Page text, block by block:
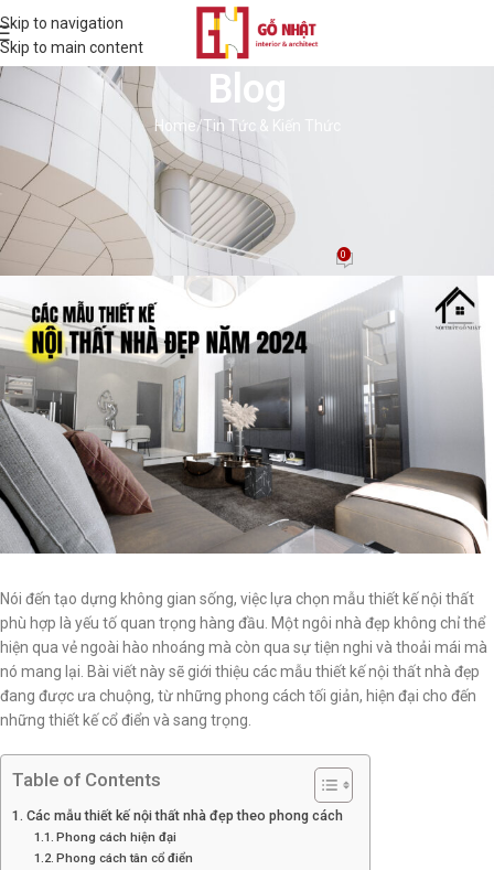
Skip to navigation
Skip to main content
Blog
Home Tin Tức & Kiến Thức
TIN TỨC & KIẾN THỨC
“Mê mẩn” với các mẫu thiết kế nội
thất nhà đẹp năm 2024
BD Thịnh On 23/04/2024 0
Nói đến tạo dựng không gian sống, việc lựa chọn mẫu thiết kế nội thất
phù hợp là yếu tố quan trọng hàng đầu. Một ngôi nhà đẹp không chỉ thể
hiện qua vẻ ngoài hào nhoáng mà còn qua sự tiện nghi và thoải mái mà
nó mang lại. Bài viết này sẽ giới thiệu các mẫu thiết kế nội thất nhà đẹp
đang được ưa chuộng, từ những phong cách tối giản, hiện đại cho đến
những thiết kế cổ điển và sang trọng.
Table of Contents
Các mẫu thiết kế nội thất nhà đẹp theo phong cách
Phong cách hiện đại
Phong cách tân cổ điển